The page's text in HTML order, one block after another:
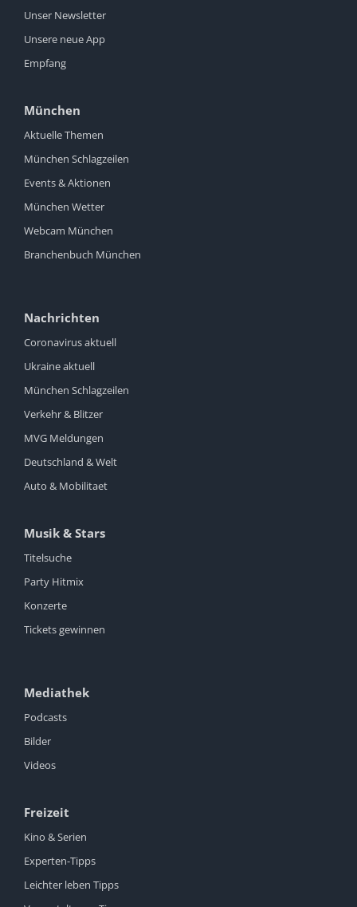
Unser Newsletter
Unsere neue App
Empfang
München
Aktuelle Themen
München Schlagzeilen
Events & Aktionen
München Wetter
Webcam München
Branchenbuch München
Nachrichten
Coronavirus aktuell
Ukraine aktuell
München Schlagzeilen
Verkehr & Blitzer
MVG Meldungen
Deutschland & Welt
Auto & Mobilitaet
Musik & Stars
Titelsuche
Party Hitmix
Konzerte
Tickets gewinnen
Mediathek
Podcasts
Bilder
Videos
Freizeit
Kino & Serien
Experten-Tipps
Leichter leben Tipps